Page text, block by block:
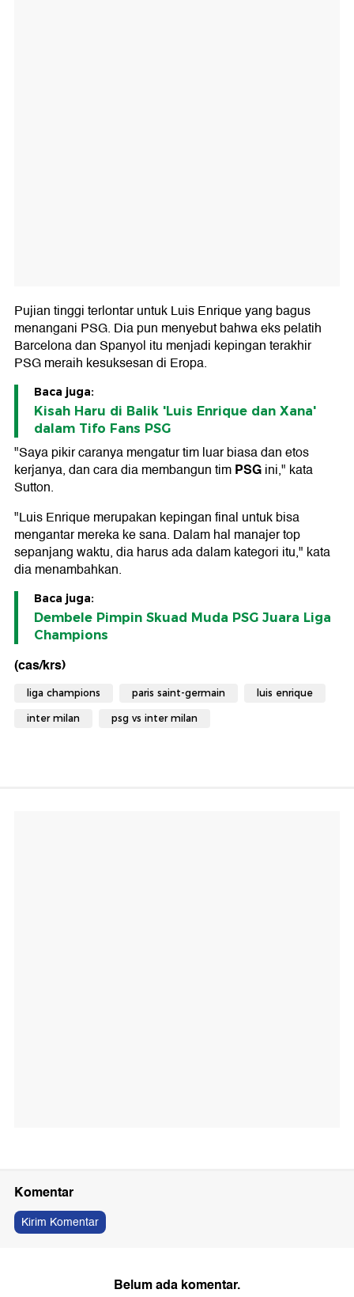
Pujian tinggi terlontar untuk Luis Enrique yang bagus
menangani PSG. Dia pun menyebut bahwa eks pelatih
Barcelona dan Spanyol itu menjadi kepingan terakhir
PSG meraih kesuksesan di Eropa.
Baca juga:
Kisah Haru di Balik 'Luis Enrique dan Xana'
dalam Tifo Fans PSG
"Saya pikir caranya mengatur tim luar biasa dan etos
kerjanya, dan cara dia membangun timPSGini," kata
Sutton.
"Luis Enrique merupakan kepingan final untuk bisa
mengantar mereka ke sana. Dalam hal manajer top
sepanjang waktu, dia harus ada dalam kategori itu," kata
dia menambahkan.
Baca juga:
Dembele Pimpin Skuad Muda PSG Juara Liga
Champions
(cas/krs)
liga champions paris saint-germain luis enrique
inter milan psg vs inter milan
Komentar
Kirim Komentar
Belum ada komentar.